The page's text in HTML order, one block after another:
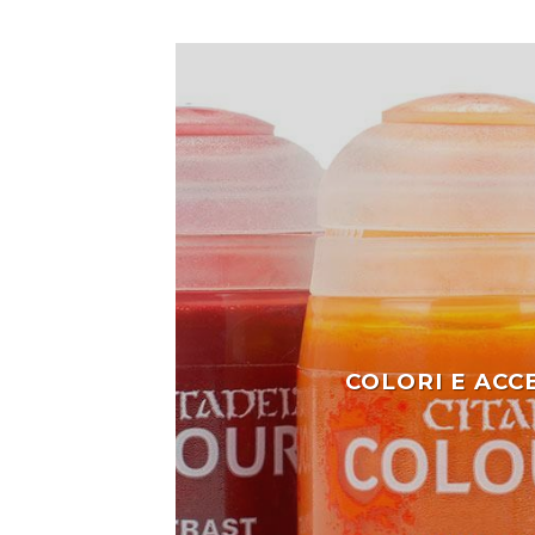
COLORI E